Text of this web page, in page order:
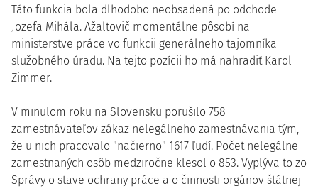
Táto funkcia bola dlhodobo neobsadená po odchode
Jozefa Mihála. Ažaltovič momentálne pôsobí na
ministerstve práce vo funkcii generálneho tajomníka
služobného úradu. Na tejto pozícii ho má nahradiť Karol
Zimmer.
V minulom roku na Slovensku porušilo 758
zamestnávateľov zákaz nelegálneho zamestnávania tým,
že u nich pracovalo "načierno" 1617 ľudí. Počet nelegálne
zamestnaných osôb medziročne klesol o 853. Vyplýva to zo
Správy o stave ochrany práce a o činnosti orgánov štátnej